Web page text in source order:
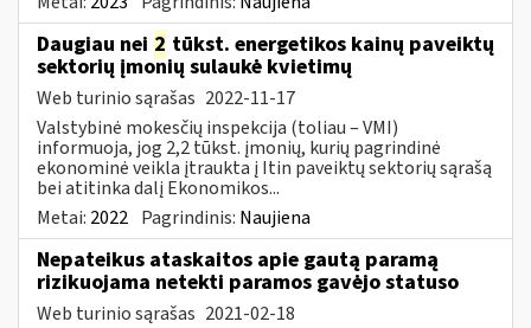
Daugiau nei 2 tūkst. energetikos kainų paveiktų
sektorių įmonių sulaukė kvietimų
Web turinio sąrašas 2022-11-17
Valstybinė mokesčių inspekcija (toliau – VMI)
informuoja, jog 2,2 tūkst. įmonių, kurių pagrindinė
ekonominė veikla įtraukta į Itin paveiktų sektorių sąrašą
bei atitinka dalį Ekonomikos...
Metai: 2022 Pagrindinis: Naujiena
Nepateikus ataskaitos apie gautą paramą
rizikuojama netekti paramos gavėjo statuso
Web turinio sąrašas 2021-02-18